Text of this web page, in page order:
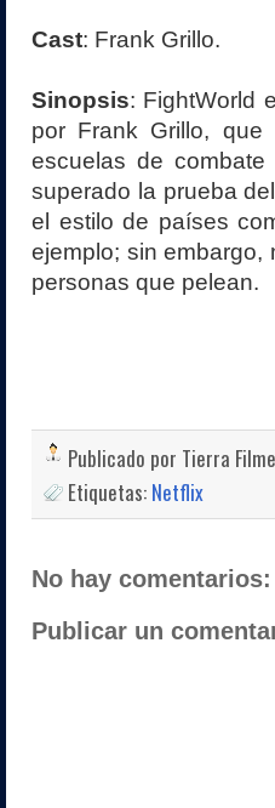
Cast: Frank Grillo.
Sinopsis: FightWorld
por Frank Grillo,
escuelas de
superado la prueba
el estilo de países
ejemplo; sin embargo,
personas que pelean.
Publicado por Tierra Filme
Etiquetas: Netflix
No hay comentarios:
Publicar un